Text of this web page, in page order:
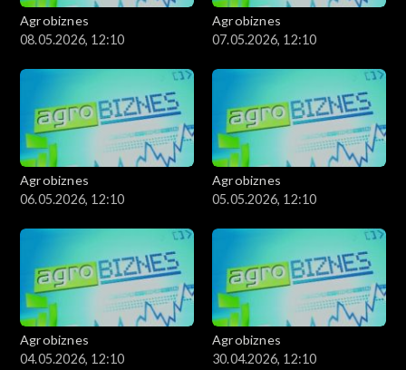
Agrobiznes
08.05.2026, 12:10
Agrobiznes
07.05.2026, 12:10
Agrobiznes
06.05.2026, 12:10
Agrobiznes
05.05.2026, 12:10
Agrobiznes
04.05.2026, 12:10
Agrobiznes
30.04.2026, 12:10